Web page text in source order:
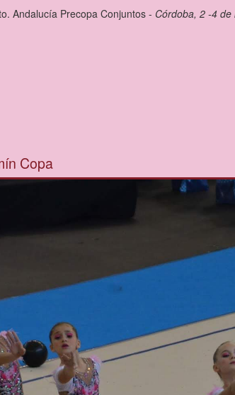
Andalucía Precopa Conjuntos - Córdoba, 2 -4
Copa